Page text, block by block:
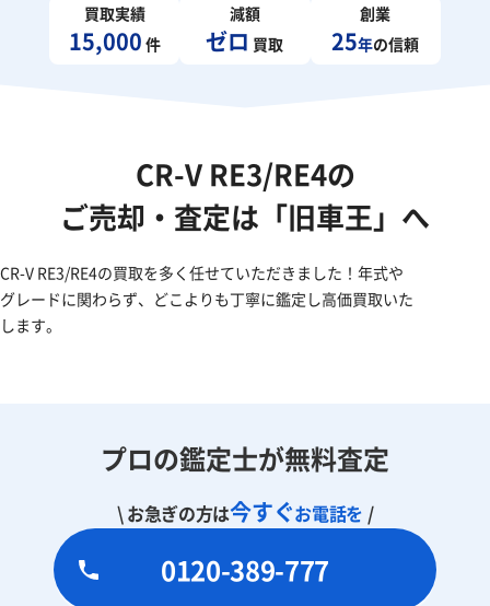
買取実績
15,000 件
減額
ゼロ 買取
創業
25年の信頼
CR-V RE3/RE4の
ご売却・査定は「旧車王」へ
CR-V RE3/RE4の買取を多く任せていただきました！年式や
グレードに関わらず、どこよりも丁寧に鑑定し高価買取いた
します。
プロの鑑定士が無料査定
\ お急ぎの方は今すぐお電話を /
0120-389-777